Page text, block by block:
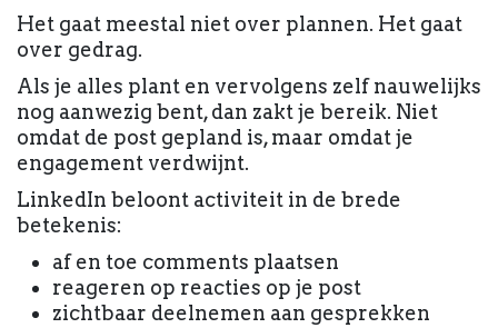
Het gaat meestal niet over plannen. Het gaat
over gedrag.
Als je alles plant en vervolgens zelf nauwelijks
nog aanwezig bent, dan zakt je bereik. Niet
omdat de post gepland is, maar omdat je
engagement verdwijnt.
LinkedIn beloont activiteit in de brede
betekenis:
af en toe comments plaatsen
reageren op reacties op je post
zichtbaar deelnemen aan gesprekken